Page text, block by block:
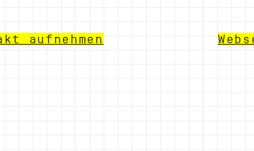
aufnehmen